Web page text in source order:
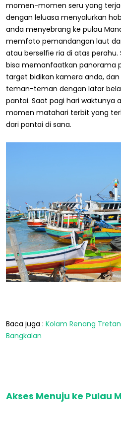
momen-momen seru yang
dengan leluasa menyalurkan
anda menyebrang ke pulau
memfoto pemandangan laut
atau berselfie ria di atas perahu.
bisa memanfaatkan panorama
target bidikan kamera anda,
teman-teman dengan latar
pantai. Saat pagi hari waktunya
momen matahari terbit yang
dari pantai di sana.
Baca juga : Kolam Renang
Bangkalan
Akses Menuju ke Pulau